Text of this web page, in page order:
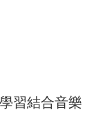
習結合音樂